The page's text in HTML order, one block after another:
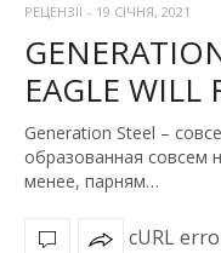
РЕЦЕНЗІЇ - 19 СІЧНЯ, 2021
EAGLE WILL
Generation Steel –
образованная совсем
менее, парням…
cURL